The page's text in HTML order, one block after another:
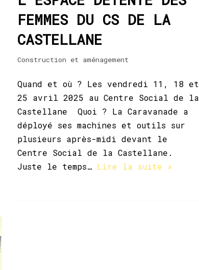
FEMMES DU CS DE LA
CASTELLANE
Construction et aménagement
Quand et où ? Les vendredi 11, 18 et
25 avril 2025 au Centre Social de la
Castellane Quoi ? La Caravanade a
déployé ses machines et outils sur
plusieurs après-midi devant le
Centre Social de la Castellane.
Juste le temps… Lire la suite »